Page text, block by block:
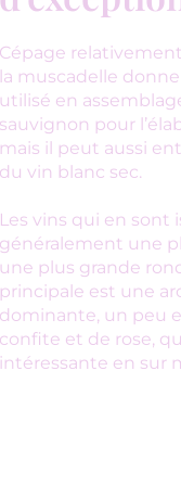
Cépage
la muscadelle
utilisé en
sauvignon pour
mais il peut aussi
du vin blanc sec.
Les vins qui en sont
généralement une
une plus grande
principale est une
dominante, un peu
confite et de rose,
intéressante en sur